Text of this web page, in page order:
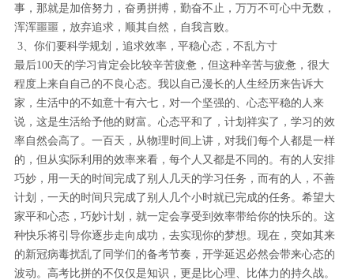
事，那就是加倍努力，奋勇拼搏，勤奋不止，万万不可心中无数，
浑浑噩噩，放弃追求，顺其自然，自我言败。
3、你们要科学规划，追求效率，平稳心态，不乱方寸
最后100天的学习肯定会比较辛苦疲惫，但这种辛苦与疲惫，很大
程度上来自自己的不良心态。我以自己漫长的人生经历来告诉大
家，生活中的不如意十有六七，对一个坚强的、心态平稳的人来
说，这是生活给予他的财富。心态平和了，计划祥实了，学习的效
率自然会高了。一百天，从物理时间上讲，对我们每个人都是一样
的，但从实际利用的效率来看，每个人又都是不同的。有的人安排
巧妙，用一天的时间完成了别人几天的学习任务，而有的人，不善
计划，一天的时间只完成了别人几个小时就已完成的任务。希望大
家平和心态，巧妙计划，就一定会享受到效率带给你的快乐的。这
种快乐将引导你逐步走向成功，去实现你的梦想。现在，突如其来
的新冠病毒扰乱了同学们的备考节奏，开学延迟必然会带来心态的
波动。高考比拼的不仅仅是知识，更是比心理、比体力的持久战。